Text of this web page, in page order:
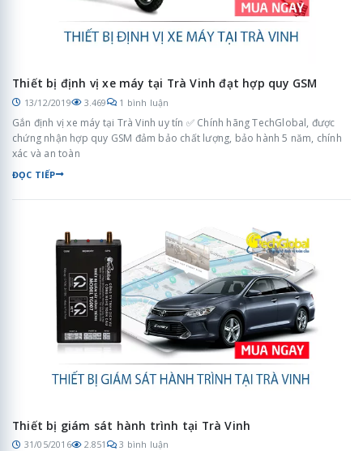
Thiết bị định vị xe máy tại Trà Vinh đạt hợp quy GSM
13/12/2019 3.469 1 bình luận
Gắn định vị xe máy tại Trà Vinh uy tín ✅ Chính hãng TechGlobal, được
chứng nhận hợp quy GSM đảm bảo chất lượng, bảo hành 5 năm, chính
xác và an toàn
ĐỌC TIẾP
Thiết bị giám sát hành trình tại Trà Vinh
31/05/2016 2.851 3 bình luận